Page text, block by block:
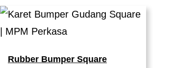
Rubber Bumper Square